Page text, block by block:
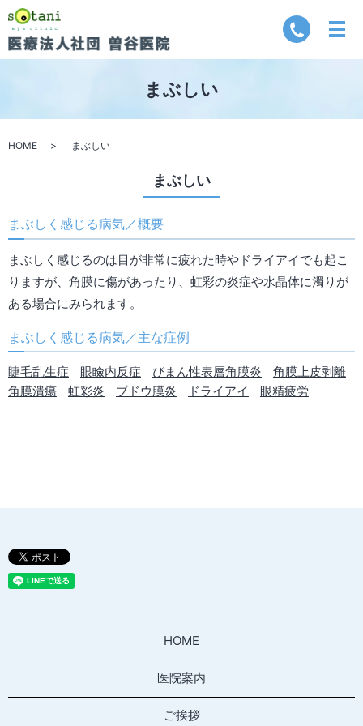
まぶしい
HOME まぶしい
まぶしい
まぶしく感じる病気／概要
まぶしく感じるのは目が非常に疲れた時やドライアイでも起こ
りますが、角膜に傷があったり、虹彩の炎症や水晶体に濁りが
ある場合にみられます。
まぶしく感じる病気／主な症例
睫毛乱生症 眼瞼内反症 びまん性表層角膜炎
角膜上皮剥離
角膜潰瘍
虹彩炎 ブドウ膜炎 ドライアイ 眼精疲労
HOME
医院案内
ご挨拶